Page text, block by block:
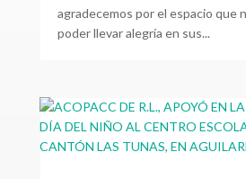
agradecemos por el espacio que
poder llevar alegría en sus...